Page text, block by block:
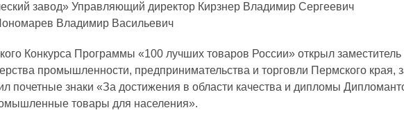
завод» Управляющий директор Кирзнер Владимир Сергеевич
Владимир Васильевич
Конкурса Программы «100 лучших товаров России» открыл
промышленности, предпринимательства и торговли Пермского края,
почетные знаки «За достижения в области качества и дипломы
товары для населения».